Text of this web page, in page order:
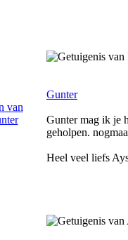
Gunter
Gunter mag ik je
geholpen.
Heel veel liefs